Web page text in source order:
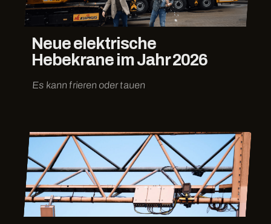
Neue elektrische
Hebekrane im Jahr 2026
Es kann frieren oder tauen